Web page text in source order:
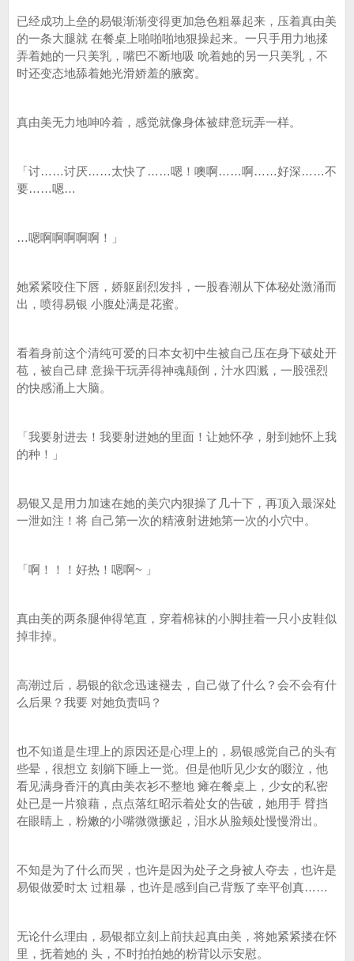
已经成功上垒的易银渐渐变得更加急色粗暴起来，压着真由美
的一条大腿就 在餐桌上啪啪啪地狠操起来。一只手用力地揉
弄着她的一只美乳，嘴巴不断地吸 吮着她的另一只美乳，不
时还变态地舔着她光滑娇羞的腋窝。
真由美无力地呻吟着，感觉就像身体被肆意玩弄一样。
「讨……讨厌……太快了……嗯！噢啊……啊……好深……不
要……嗯…
…嗯啊啊啊啊啊！」
她紧紧咬住下唇，娇躯剧烈发抖，一股春潮从下体秘处激涌而
出，喷得易银 小腹处满是花蜜。
看着身前这个清纯可爱的日本女初中生被自己压在身下破处开
苞，被自己肆 意操干玩弄得神魂颠倒，汁水四溅，一股强烈
的快感涌上大脑。
「我要射进去！我要射进她的里面！让她怀孕，射到她怀上我
的种！」
易银又是用力加速在她的美穴内狠操了几十下，再顶入最深处
一泄如注！将 自己第一次的精液射进她第一次的小穴中。
「啊！！！好热！嗯啊~ 」
真由美的两条腿伸得笔直，穿着棉袜的小脚挂着一只小皮鞋似
掉非掉。
高潮过后，易银的欲念迅速褪去，自己做了什么？会不会有什
么后果？我要 对她负责吗？
也不知道是生理上的原因还是心理上的，易银感觉自己的头有
些晕，很想立 刻躺下睡上一觉。但是他听见少女的啜泣，他
看见满身香汗的真由美衣衫不整地 瘫在餐桌上，少女的私密
处已是一片狼藉，点点落红昭示着处女的告破，她用手 臂挡
在眼睛上，粉嫩的小嘴微微撅起，泪水从脸颊处慢慢滑出。
不知是为了什么而哭，也许是因为处子之身被人夺去，也许是
易银做爱时太 过粗暴，也许是感到自己背叛了幸平创真……
无论什么理由，易银都立刻上前扶起真由美，将她紧紧搂在怀
里，抚着她的 头，不时拍拍她的粉背以示安慰。